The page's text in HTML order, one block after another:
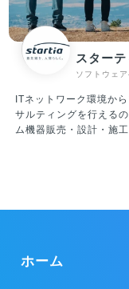
が、そのような環境だ
いう思いを持ち、プロ
に関わる風土ができて
に係る知見･経験に基
でを一気通貫で支援するサービスです
大なカスタマーデータ
ジーをAPIとして解放
提供しています。
スター
ソフトウェ
ITネットワーク環境か
サルティングを行えるのが、
ム機器販売・設計・施
ホーム